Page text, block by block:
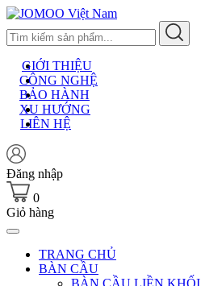
Skip
to
content
GIỚI THIỆU
CÔNG NGHỆ
BẢO HÀNH
XU HƯỚNG
LIÊN HỆ
Đăng nhập
0
Giỏ hàng
TRANG CHỦ
BÀN CẦU
BÀN CẦU LIỀN KHỐI